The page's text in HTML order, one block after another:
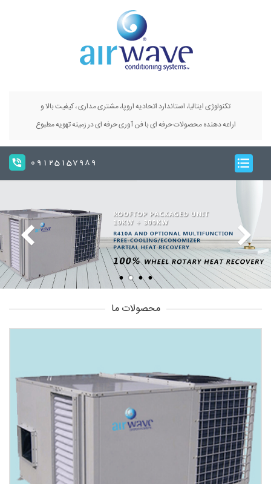
تکنولوژی ایتالیا، استاندارد اتحادیه اروپا، مشتری مداری ، کیفیت بالا و
اراعه دهنده محصولات حرفه ای با فن آوری حرفه ای در زمینه تهویه مطبوع
09125157989
محصولات ما